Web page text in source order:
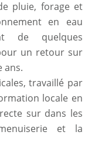
pluie, forage et
en eau
de quelques
un retour sur
ans.
travaillé par
locale en
sur dans les
et la